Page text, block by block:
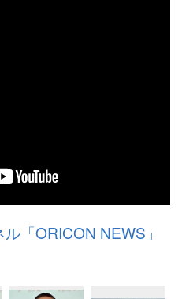
「ORICON NEWS」